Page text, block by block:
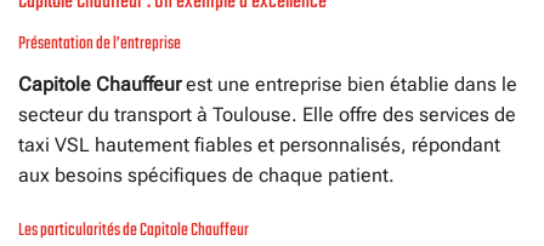
Présentation de l’entreprise
Capitole Chauffeurest une entreprise bien établie dans le
secteur du transport à Toulouse. Elle offre des services de
taxi VSL hautement fiables et personnalisés, répondant
aux besoins spécifiques de chaque patient.
Les particularités de Capitole Chauffeur